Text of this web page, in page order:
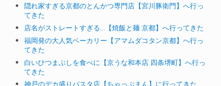
隠れ家すぎる京都のとんかつ専門店【宮川豚衛門】へ行っ
てきた
店名がストレートすぎる…【焼飯と麺 京都】へ行ってきた
福岡発の大人気ベーカリー【アマムダコタン京都】へ行っ
てきた
白いひつまぶしを食べに【京うな和本店 四条堺町】へ行っ
てきた
神戸のデカ盛りパスタ店【ちゃっぷまん】に行ってきた